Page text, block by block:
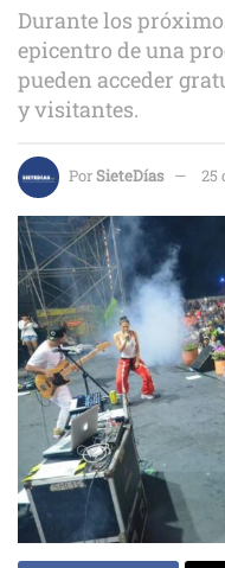
Durante los
epicentro de una
pueden acceder
y visitantes.
PorSieteDías 25